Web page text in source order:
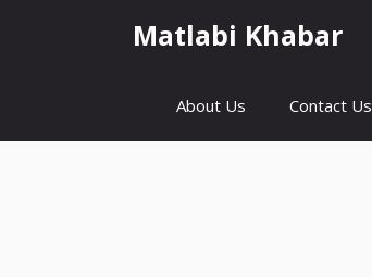
Matlabi Khabar
About Us Contact Us